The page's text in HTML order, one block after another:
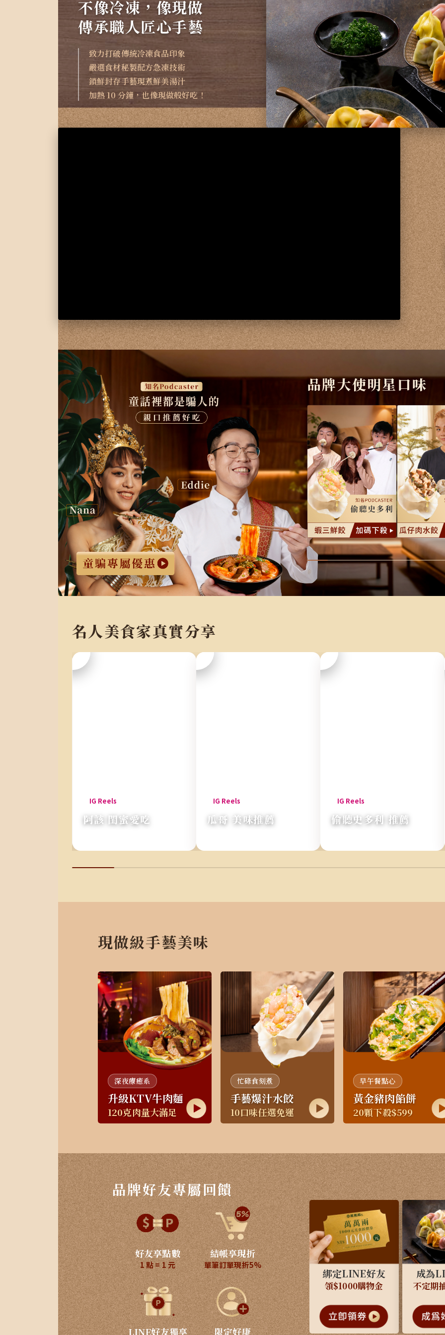
不像冷凍，像現做
傳承職人匠心手藝
致力打破傳統冷凍食品印象
嚴選食材秘製配方急凍技術
鎖鮮封存手藝現煮鮮美湯汁
加熱 10 分鐘，也像現做般好吃！
品牌大使明星口味
名人美食家真實分享
阿該 閨蜜愛吃 瓜哥 美味推薦 偷聽史多利 推薦
現做級手藝美味
深夜療癒系
升級KTV牛肉麵
120克肉量大滿足
忙碌食刻煮
手藝爆汁水餃
10口味任選免運
早午餐點心
黃金豬肉餡餅
20顆下殺$599
品牌好友專屬回饋
好友享點數
1 點 = 1 元
結帳享現折
單筆訂單現折5%
LINE好友獨享 限定好康
綁定LINE好友
領$1000購物金
成為
不定期